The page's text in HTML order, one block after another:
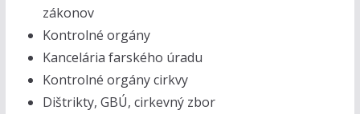
zákonov
Kontrolné orgány
Kancelária farského úradu
Kontrolné orgány cirkvy
Dištrikty, GBÚ, cirkevný zbor